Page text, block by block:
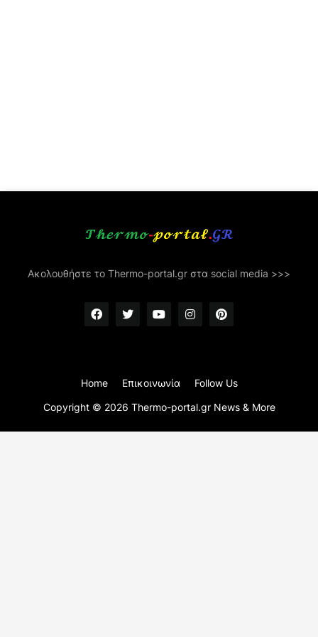
Ακολουθήστε το Thermo-portal.gr στα social media >>>
Copyright © 2026 Thermo-portal.gr News & More
Home Επικοινωνία Follow Us